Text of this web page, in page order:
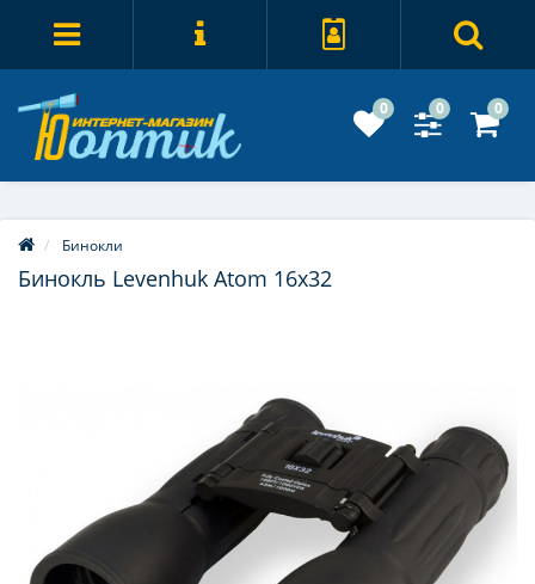
0 0 0
Бинокли
Бинокль Levenhuk Atom 16x32